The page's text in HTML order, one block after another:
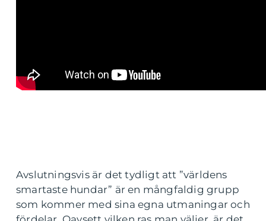
Avslutningsvis är det tydligt att ”världens
smartaste hundar” är en mångfaldig grupp
som kommer med sina egna utmaningar och